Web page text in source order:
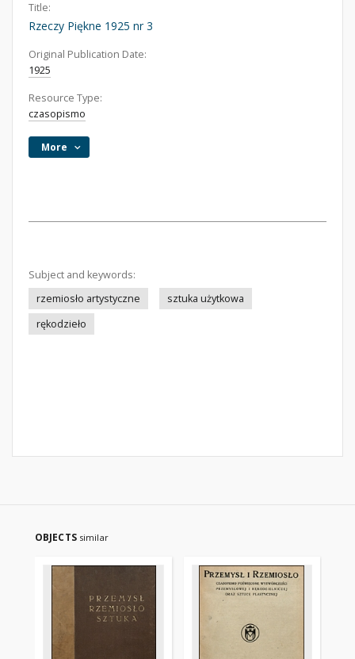
Title:
Rzeczy Piękne 1925 nr 3
Original Publication Date:
1925
Resource Type:
czasopismo
More
Subject and keywords:
rzemiosło artystyczne
sztuka użytkowa
rękodzieło
OBJECTS similar